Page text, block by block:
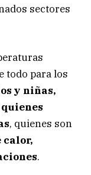
sectores
todo para los
y niñas,
, quienes son
calor,
.